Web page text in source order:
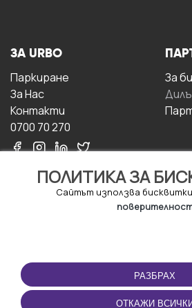
ПОЛИТИКА ЗА
Сайтът използва бисквитки
РАЗБРАХ
ОТКАЖИ
ЗА URBO
Паркиране
За Hас
Контакти
0700 70 270
За
ПОЛЗВАНЕ
Правила и условия за
ползване